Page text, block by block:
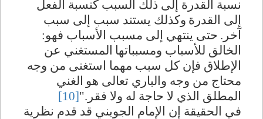
نسبة القدرة إلى ذلك السبب كنسبة الفعل
إلى القدرة وكذلك يستند سبب إلى سبب
آخر‏.‏ حتى ينتهي إلى مسبب الأسباب فهو‏:‏
الخالق للأسباب ومسبباتها المستغني عن
الإطلاق فإن كل سبب مهما استغنى من وجه
محتاج من وجه والباري تعالى هو الغني
المطلق الذي لا حاجة له ولا فقر‏."[10]
في الحقيقة إن الإمام الجويني قد قدم نظرية